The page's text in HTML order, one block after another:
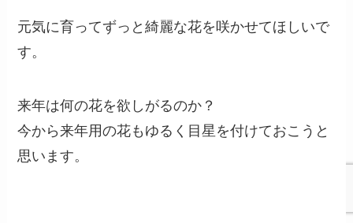
元気に育ってずっと綺麗な花を咲かせてほしいで
す。
来年は何の花を欲しがるのか？
今から来年用の花もゆるく目星を付けておこうと
思います。